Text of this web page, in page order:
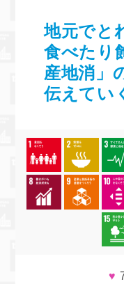
地元でと
食べたり
産地消」
伝えてい
♥